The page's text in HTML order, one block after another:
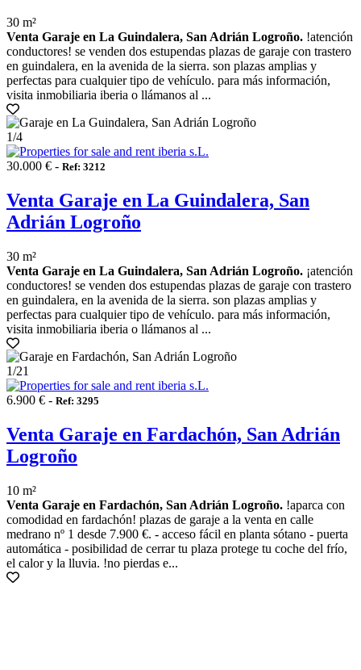
30 m²
Venta Garaje en La Guindalera, San Adrián Logroño. !atención
conductores! se venden dos estupendas plazas de garaje con trastero
en guindalera, en la avenida de la sierra. son plazas amplias y
perfectas para cualquier tipo de vehículo. para más información,
visita inmobiliaria iberia o llámanos al ...
1/4
30.000 € - Ref: 3212
Venta Garaje en La Guindalera, San
Adrián Logroño
30 m²
Venta Garaje en La Guindalera, San Adrián Logroño. ¡atención
conductores! se venden dos estupendas plazas de garaje con trastero
en guindalera, en la avenida de la sierra. son plazas amplias y
perfectas para cualquier tipo de vehículo. para más información,
visita inmobiliaria iberia o llámanos al ...
1/21
6.900 € - Ref: 3295
Venta Garaje en Fardachón, San Adrián
Logroño
10 m²
Venta Garaje en Fardachón, San Adrián Logroño. !aparca con
comodidad en fardachón! plazas de garaje a la venta en calle
medrano nº 1 desde 7.900 €. - acceso fácil en planta sótano - puerta
automática - posibilidad de cerrar tu plaza protege tu coche del frío,
el calor y la lluvia. !no pierdas e...